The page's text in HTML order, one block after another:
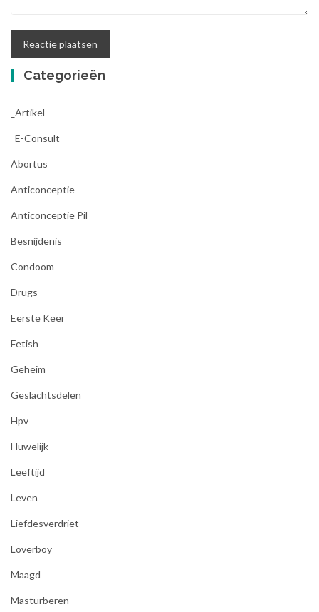
Categorieën
_Artikel
_E-Consult
Abortus
Anticonceptie
Anticonceptie Pil
Besnijdenis
Condoom
Drugs
Eerste Keer
Fetish
Geheim
Geslachtsdelen
Hpv
Huwelijk
Leeftijd
Leven
Liefdesverdriet
Loverboy
Maagd
Masturberen